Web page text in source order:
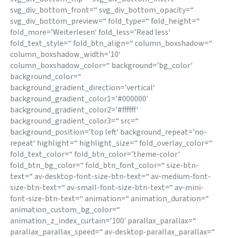
svg_div_bottom_front=“ svg_div_bottom_opacity=“
svg_div_bottom_preview=“ fold_type=“ fold_height=“
fold_more=’Weiterlesen‘ fold_less=’Read less‘
fold_text_style=“ fold_btn_align=“ column_boxshadow=“
column_boxshadow_width=’10‘
column_boxshadow_color=“ background=’bg_color‘
background_color=“
background_gradient_direction=’vertical‘
background_gradient_color1=’#000000′
background_gradient_color2=’#ffffff‘
background_gradient_color3=“ src=“
background_position=’top left‘ background_repeat=’no-
repeat‘ highlight=“ highlight_size=“ fold_overlay_color=“
fold_text_color=“ fold_btn_color=’theme-color‘
fold_btn_bg_color=“ fold_btn_font_color=“ size-btn-
text=“ av-desktop-font-size-btn-text=“ av-medium-font-
size-btn-text=“ av-small-font-size-btn-text=“ av-mini-
font-size-btn-text=“ animation=“ animation_duration=“
animation_custom_bg_color=“
animation_z_index_curtain=’100′ parallax_parallax=“
parallax_parallax_speed=“ av-desktop-parallax_parallax=“